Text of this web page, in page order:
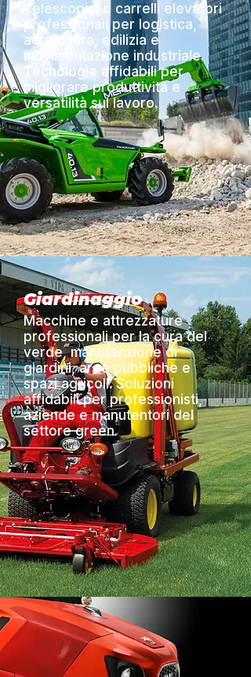
Telescopici e carrelli elevatori
professionali per logistica,
agricoltura, edilizia e
movimentazione industriale.
Tecnologie affidabili per
migliorare produttività e
versatilità sul lavoro.
Giardinaggio
Macchine e attrezzature
professionali per la cura del
verde, manutenzione di
giardini, aree pubbliche e
spazi agricoli. Soluzioni
affidabili per professionisti,
aziende e manutentori del
settore green.